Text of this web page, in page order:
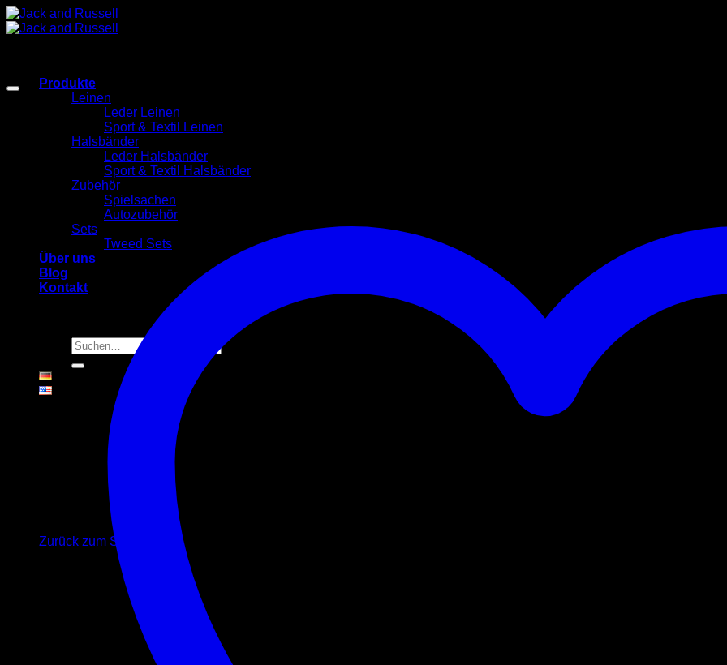
Zum
Inhalt
Produkte
Leinen
Leder Leinen
Sport & Textil Leinen
Halsbänder
Leder Halsbänder
Sport & Textil Halsbänder
Zubehör
Spielsachen
Autozubehör
Sets
Tweed Sets
Über uns
Blog
Kontakt
Suchen
nach:
Es befinden sich keine Produkte im Warenkorb.
Zurück zum Shop